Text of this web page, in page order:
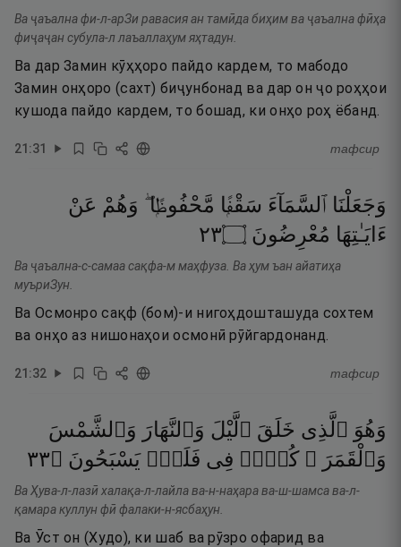
Ва ҷаъална фи-л-арЗи равасия ан тамӣда биҳим ва ҷаъална фӣҳа
фиҷаҷан субула-л лаъаллаҳум яҳтадун.
Ва дар Замин кӯҳҳоро пайдо кардем, то мабодо
Замин онҳоро (сахт) биҷунбонад ва дар он ҷо роҳҳои
кушода пайдо кардем, то бошад, ки онҳо роҳ ёбанд.
21:31 тафсир
وَجَعَلْنَا ٱلسَّمَآءَ سَقْفًۭا مَّحْفُوظًۭا ۖ وَهُمْ عَنْ
ءَايَـٰتِهَا مُعْرِضُونَ ۝٣٢
Ва ҷаъална-с-самаа сақфа-м маҳфуза. Ва ҳум ъан айатиҳа
муъриЗун.
Ва Осмонро сақф (бом)-и нигоҳдошташуда сохтем
ва онҳо аз нишонаҳои осмонӣ рӯйгардонанд.
21:32 тафсир
وَهُوَ ٱلَّذِى خَلَقَ ٱلَّيْلَ وَٱلنَّهَارَ وَٱلشَّمْسَ
وَٱلْقَمَرَ ۖ كُلٌّۭ فِى فَلَكٍۢ يَسْبَحُونَ ۝٣٣
Ва Ҳува-л-лазӣ халақа-л-лайла ва-н-наҳара ва-ш-шамса ва-л-
қамара куллун фӣ фалаки-н-ясбаҳун.
Ва Ӯст он (Худо), ки шаб ва рӯзро офарид ва